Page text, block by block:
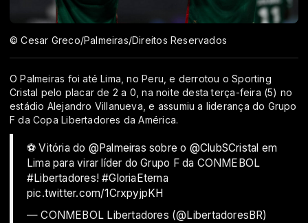
© Cesar Greco/Palmeiras/Direitos Reservados
O Palmeiras foi até Lima, no Peru, e derrotou o Sporting
Cristal pelo placar de 2 a 0, na noite desta terça-feira (5) no
estádio Alejandro Villanueva, e assumiu a liderança do Grupo
F da Copa Libertadores da América.
⚽ Vitória do @Palmeiras sobre o @ClubSCristal em
Lima para virar líder do Grupo F da CONMEBOL
#Libertadores!#GloriaEterna
pic.twitter.com/1CrxpyjpKH
— CONMEBOL Libertadores (@LibertadoresBR)